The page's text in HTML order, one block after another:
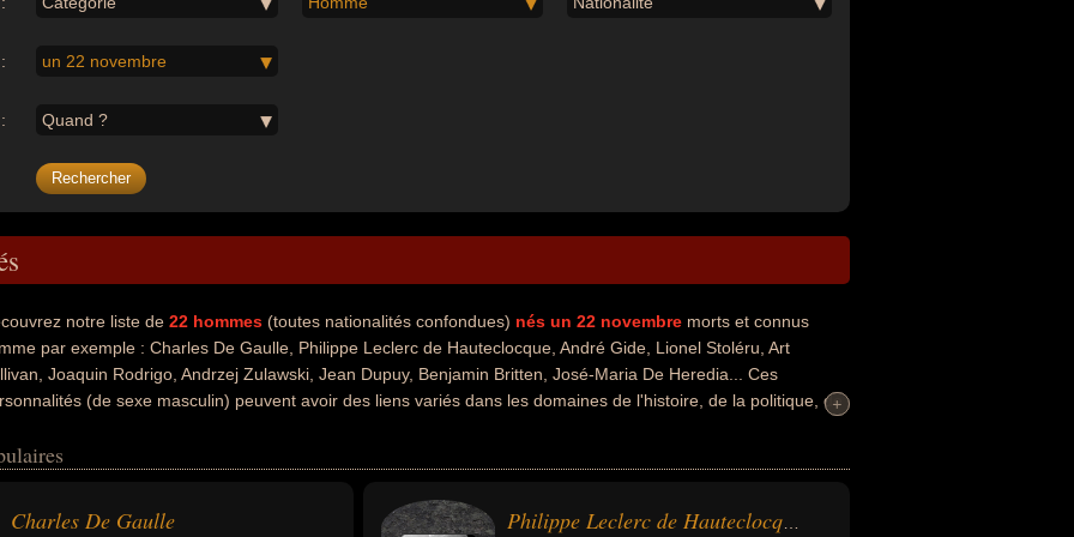
un 22 novembre
Quand ?
notre liste de 22 hommes (toutes nationalités confondues) nés un 22 novembre morts et connus
par exemple : Charles De Gaulle, Philippe Leclerc de Hauteclocque, André Gide, Lionel Stoléru, Art
Joaquin Rodrigo, Andrzej Zulawski, Jean Dupuy, Benjamin Britten, José-Maria De Heredia... Ces
(de sexe masculin) peuvent avoir des liens variés dans les domaines de l'histoire, de la politique, de
du cinéma, du théâtre ou de la performance artistique. Ces célébrités peuvent également avoir été général,
d'état, chanteur, chanteur de variétés, musicien, compositeur, guitariste, cinéaste, metteur en scène,
artistique, altiste, pianiste ou poète. En ce qui concerne leurs nationalités au moment de leurs morts, ils
+
+
Charles De Gaulle